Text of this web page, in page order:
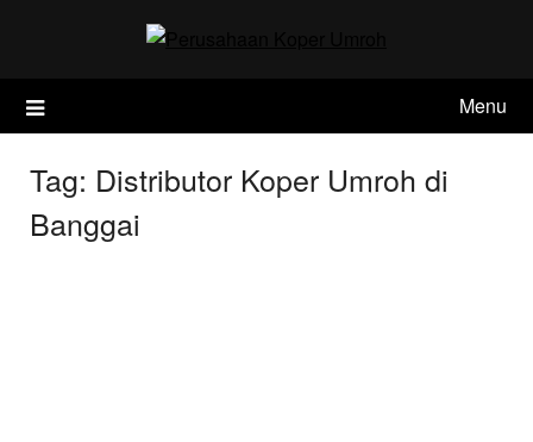
Menu
Tag: Distributor Koper Umroh di
Banggai